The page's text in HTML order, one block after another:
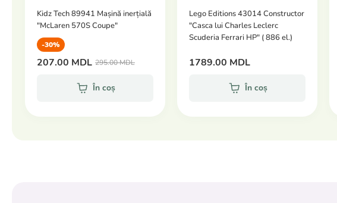
Kidz Tech 89941 Mașină inerțială
"McLaren 570S Coupe"
-30%
207.00 MDL 295.00 MDL
În coș
Lego Editions 43014 Constructor
"Casca lui Charles Leclerc
Scuderia Ferrari HP" ( 886 el.)
1789.00 MDL
În coș